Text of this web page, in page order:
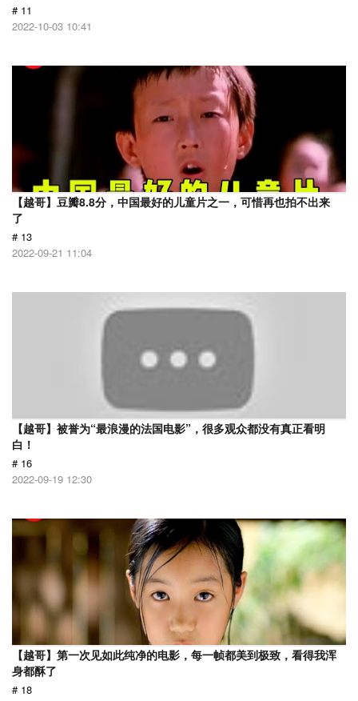
# 11
2022-10-03 10:41
【越哥】豆瓣8.8分，中国最好的儿童片之一，可惜再也拍不出来
了
# 13
2022-09-21 11:04
【越哥】被誉为“最浪漫的法国电影”，很多观众都没有真正看明
白！
# 16
2022-09-19 12:30
【越哥】第一次见如此纯净的电影，每一帧都美到极致，看得我浑
身都酥了
# 18